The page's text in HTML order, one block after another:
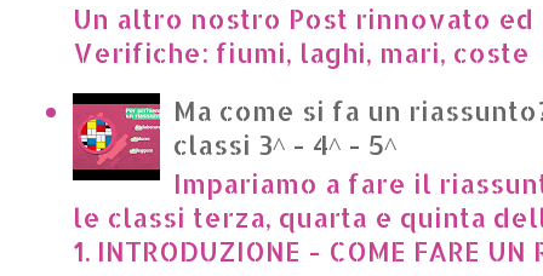
Un altro nostro Post rinnovato
Verifiche: fiumi, laghi, mari, coste
Ma come si fa un
classi 3^ - 4^ - 5^
Impariamo a fare il
le classi terza, quarta e quinta
1. INTRODUZIONE - COME FARE UN